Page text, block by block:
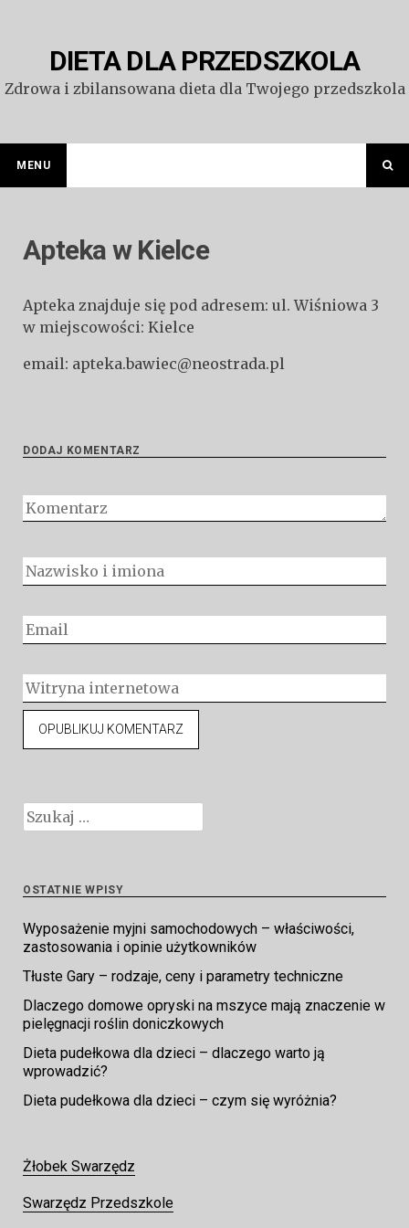
DIETA DLA PRZEDSZKOLA
Zdrowa i zbilansowana dieta dla Twojego przedszkola
MENU
Apteka w Kielce
Apteka znajduje się pod adresem: ul. Wiśniowa 3
w miejscowości: Kielce
email: apteka.bawiec@neostrada.pl
DODAJ KOMENTARZ
Szukaj:
OSTATNIE WPISY
Wyposażenie myjni samochodowych – właściwości,
zastosowania i opinie użytkowników
Tłuste Gary – rodzaje, ceny i parametry techniczne
Dlaczego domowe opryski na mszyce mają znaczenie w
pielęgnacji roślin doniczkowych
Dieta pudełkowa dla dzieci – dlaczego warto ją
wprowadzić?
Dieta pudełkowa dla dzieci – czym się wyróżnia?
Żłobek Swarzędz
Swarzędz Przedszkole